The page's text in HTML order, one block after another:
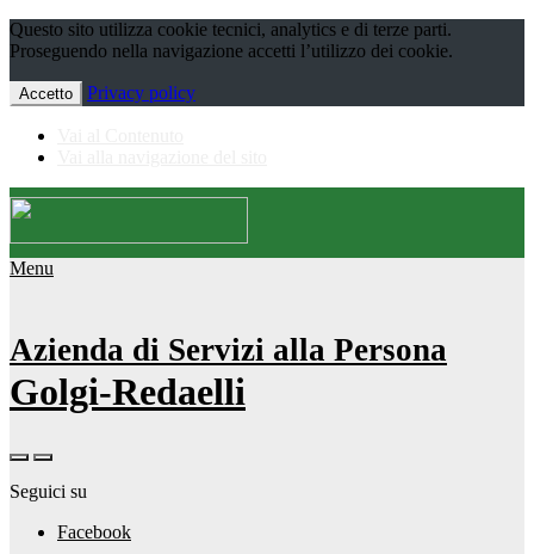
Questo sito utilizza cookie tecnici, analytics e di terze parti.
Proseguendo nella navigazione accetti l’utilizzo dei cookie.
Accetto Privacy policy
Menu
Azienda di Servizi alla Persona
Golgi-Redaelli
Seguici su
Facebook